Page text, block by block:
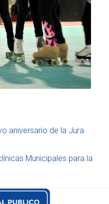
aniversario de la Jura
Municipales para la